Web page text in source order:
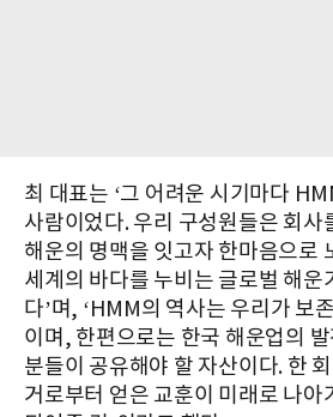
최 대표는 ‘그 어려운 시기마다
사람이었다. 우리 구성원들은 회사
해운의 명맥을 잇고자 한마음으로
세계의 바다를 누비는 글로벌 해운
다’며, ‘HMM의 역사는 우리가 보
이며, 한편으로는 한국 해운업의
분들이 공유해야 할 자산이다. 한
거로부터 얻은 교훈이 미래로 나아